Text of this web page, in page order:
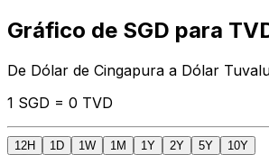
Gráfico de SGD para
De Dólar de Cingapura a Dólar
1 SGD = 0 TVD
12H 1D 1W 1M 1Y 2Y 5Y 10Y